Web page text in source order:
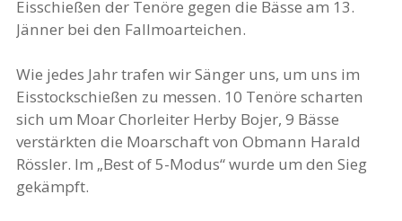
Eisschießen der Tenöre gegen die Bässe am 13.
Jänner bei den Fallmoarteichen.
Wie jedes Jahr trafen wir Sänger uns, um uns im
Eisstockschießen zu messen. 10 Tenöre scharten
sich um Moar Chorleiter Herby Bojer, 9 Bässe
verstärkten die Moarschaft von Obmann Harald
Rössler. Im „Best of 5-Modus“ wurde um den Sieg
gekämpft.